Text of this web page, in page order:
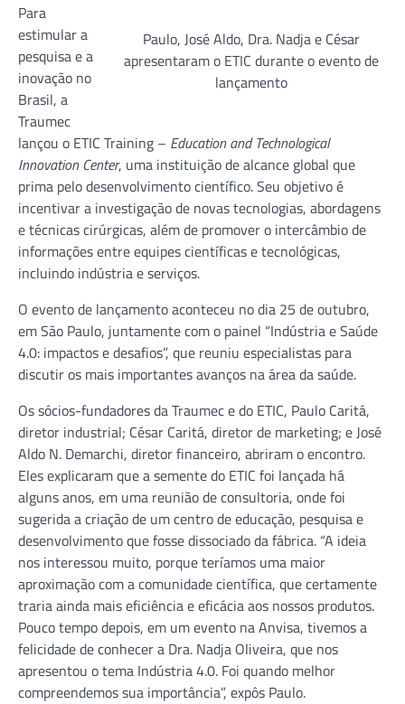
Paulo, José Aldo, Dra. Nadja e César
apresentaram o ETIC durante o evento de
lançamento
Para
estimular a
pesquisa e a
inovação no
Brasil, a
Traumec
lançou o ETIC Training – Education and Technological
Innovation Center, uma instituição de alcance global que
prima pelo desenvolvimento científico. Seu objetivo é
incentivar a investigação de novas tecnologias, abordagens
e técnicas cirúrgicas, além de promover o intercâmbio de
informações entre equipes científicas e tecnológicas,
incluindo indústria e serviços.
O evento de lançamento aconteceu no dia 25 de outubro,
em São Paulo, juntamente com o painel “Indústria e Saúde
4.0: impactos e desafios”, que reuniu especialistas para
discutir os mais importantes avanços na área da saúde.
Os sócios-fundadores da Traumec e do ETIC, Paulo Caritá,
diretor industrial; César Caritá, diretor de marketing; e José
Aldo N. Demarchi, diretor financeiro, abriram o encontro.
Eles explicaram que a semente do ETIC foi lançada há
alguns anos, em uma reunião de consultoria, onde foi
sugerida a criação de um centro de educação, pesquisa e
desenvolvimento que fosse dissociado da fábrica. “A ideia
nos interessou muito, porque teríamos uma maior
aproximação com a comunidade científica, que certamente
traria ainda mais eficiência e eficácia aos nossos produtos.
Pouco tempo depois, em um evento na Anvisa, tivemos a
felicidade de conhecer a Dra. Nadja Oliveira, que nos
apresentou o tema Indústria 4.0. Foi quando melhor
compreendemos sua importância”, expôs Paulo.